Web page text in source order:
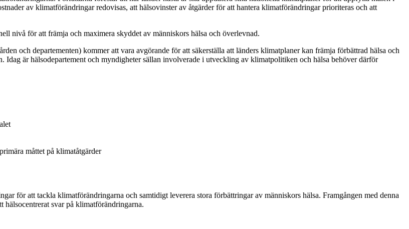
av klimatförändringar redovisas, att hälsovinster av åtgärder för att hantera klimatförändringar prioriteras och att
nivå för att främja och maximera skyddet av människors hälsa och överlevnad.
och departementen) kommer att vara avgörande för att säkerställa att länders klimatplaner kan främja förbättrad hälsa och
är hälsodepartement och myndigheter sällan involverade i utveckling av klimatpolitiken och hälsa behöver därför
måttet på klimatåtgärder
för att tackla klimatförändringarna och samtidigt leverera stora förbättringar av människors hälsa. Framgången med denna
svar på klimatförändringarna.